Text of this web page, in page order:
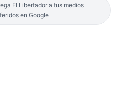
El Libertador a tus medios
en Google